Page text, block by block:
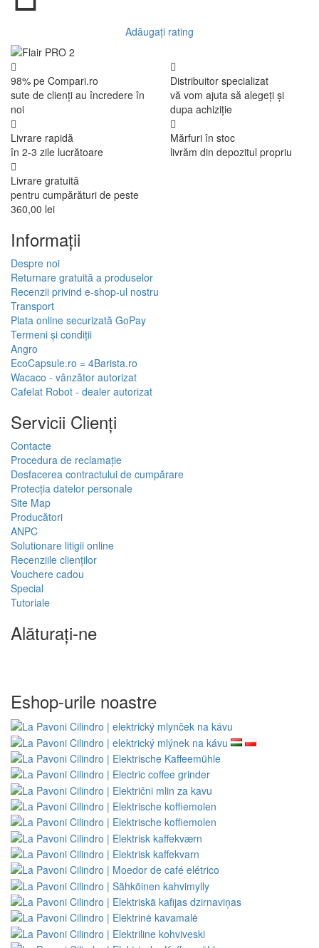
Adăugați rating
98% pe Compari.ro
sute de clienți au încredere în
noi
Distribuitor specializat
vă vom ajuta să alegeți și
dupa achiziție
Livrare rapidă
în 2-3 zile lucrătoare
Mărfuri în stoc
livrăm din depozitul propriu
Livrare gratuită
pentru cumpărături de peste
360,00 lei
Informaţii
Despre noi
Returnare gratuită a produselor
Recenzii privind e-shop-ul nostru
Transport
Plata online securizată GoPay
Termeni și condiții
Angro
EcoCapsule.ro = 4Barista.ro
Wacaco - vânzător autorizat
Cafelat Robot - dealer autorizat
Servicii Clienţi
Contacte
Procedura de reclamație
Desfacerea contractului de cumpărare
Protecția datelor personale
Site Map
Producători
ANPC
Solutionare litigii online
Recenziile clienților
Vouchere cadou
Special
Tutoriale
Alăturați-ne
Eshop-urile noastre